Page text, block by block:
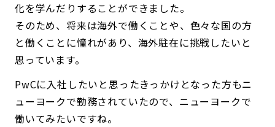
化を学んだりすることができました。
そのため、将来は海外で働くことや、色々な国の方
と働くことに憧れがあり、海外駐在に挑戦したいと
思っています。
PwCに入社したいと思ったきっかけとなった方もニ
ューヨークで勤務されていたので、ニューヨークで
働いてみたいですね。